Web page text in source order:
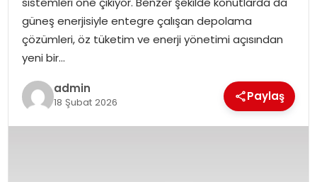
OTOMOBIL
TEKNOLOJI
EKONOMI
güneş enerjisiyle entegre çalışan depolama
çözümleri, öz tüketim ve enerji yönetimi açısından
yeni bir…
admin
18 Şubat 2026 Paylaş